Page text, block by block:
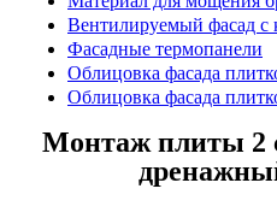
Вентилируемый фасад с
Фасадные термопанели
Облицовка фасада
Облицовка фасада
Монтаж плиты 2